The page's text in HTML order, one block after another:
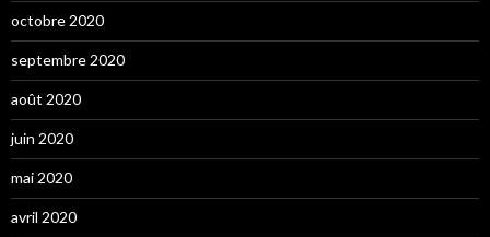
octobre 2020
septembre 2020
août 2020
juin 2020
mai 2020
avril 2020